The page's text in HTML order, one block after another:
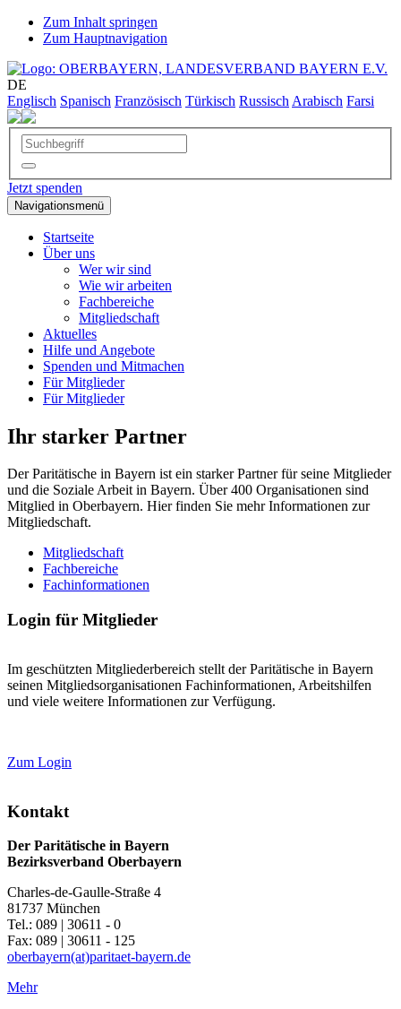
Zum Inhalt springen
Zum Hauptnavigation
DE
Englisch Spanisch Französisch Türkisch Russisch Arabisch Farsi
Jetzt spenden
Navigationsmenü
Startseite
Über uns
Wer wir sind
Wie wir arbeiten
Fachbereiche
Mitgliedschaft
Aktuelles
Hilfe und Angebote
Spenden und Mitmachen
Für Mitglieder
Für Mitglieder
Ihr starker Partner
Der Paritätische in Bayern ist ein starker Partner für seine Mitglieder
und die Soziale Arbeit in Bayern. Über 400 Organisationen sind
Mitglied in Oberbayern. Hier finden Sie mehr Informationen zur
Mitgliedschaft.
Mitgliedschaft
Fachbereiche
Fachinformationen
Login für Mitglieder
Im geschützten Mitgliederbereich stellt der Paritätische in Bayern
seinen Mitgliedsorganisationen Fachinformationen, Arbeitshilfen
und viele weitere Informationen zur Verfügung.
Zum Login
Kontakt
Der Paritätische in Bayern
Bezirksverband Oberbayern
Charles-de-Gaulle-Straße 4
81737 München
Tel.: 089 | 30611 - 0
Fax: 089 | 30611 - 125
oberbayern(at)paritaet-bayern.de
Mehr